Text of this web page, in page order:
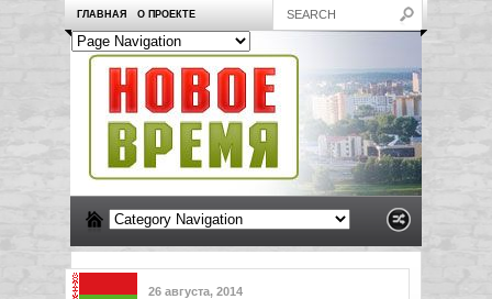
ГЛАВНАЯ О ПРОЕКТЕ
26 августа, 2014